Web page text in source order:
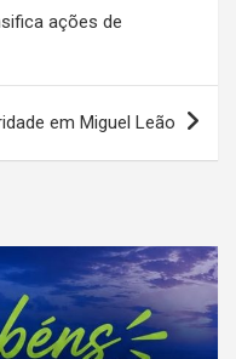
ações de
em Miguel Leão